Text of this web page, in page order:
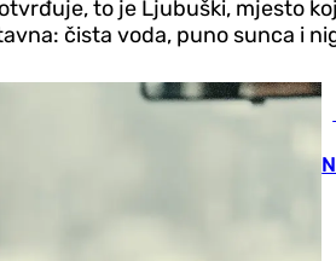
to je Ljubuški, mjesto
čista voda, puno sunca i